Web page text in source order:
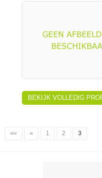
BEKIJK VOLLEDIG
«« « 1 2 3